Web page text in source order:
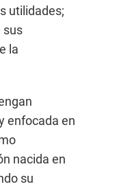
utilidades;
sus
la
enfocada en
nacida en
su